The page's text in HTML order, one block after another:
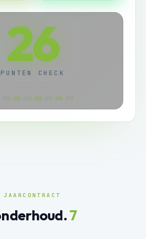
26
PUNTEN CHECK
7